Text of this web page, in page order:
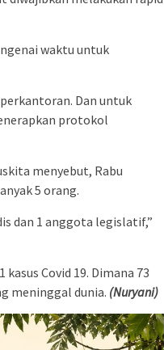
waktu untuk
Dan untuk
protokol
menyebut, Rabu
5 orang.
dan 1 anggota legislatif,”
Covid 19. Dimana 73
meninggal dunia. (Nuryani)